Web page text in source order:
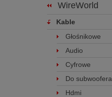
WireWorld
Kable
Głośnikowe
Audio
Cyfrowe
Do subwoofera
Hdmi